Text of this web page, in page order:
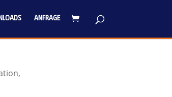
ANFRAGE